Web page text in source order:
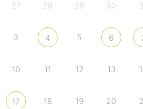
27 28 29 30
3 4 5 6
10 11 12 13
17 18 19 20